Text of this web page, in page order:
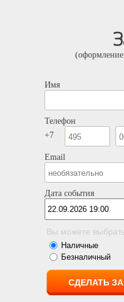
(оформление
Имя
Телефон
+7
Email
Дата события
Вы можете
Наличные
Безналичный